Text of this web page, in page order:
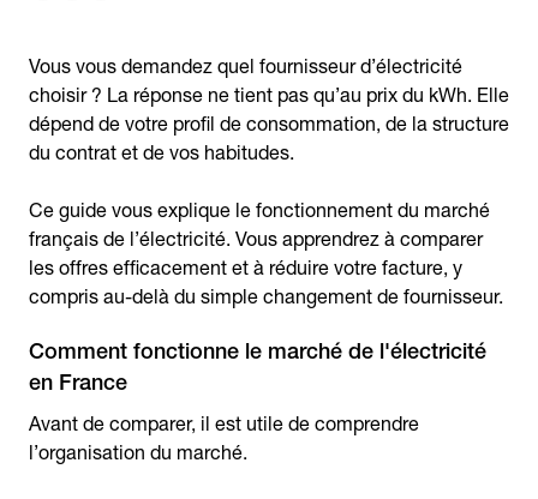
Vous vous demandez quel fournisseur d’électricité
choisir ? La réponse ne tient pas qu’au prix du kWh. Elle
dépend de votre profil de consommation, de la structure
du contrat et de vos habitudes.
Ce guide vous explique le fonctionnement du marché
français de l’électricité. Vous apprendrez à comparer
les offres efficacement et à réduire votre facture, y
compris au-delà du simple changement de fournisseur.
Comment fonctionne le marché de l'électricité
en France
Avant de comparer, il est utile de comprendre
l’organisation du marché.